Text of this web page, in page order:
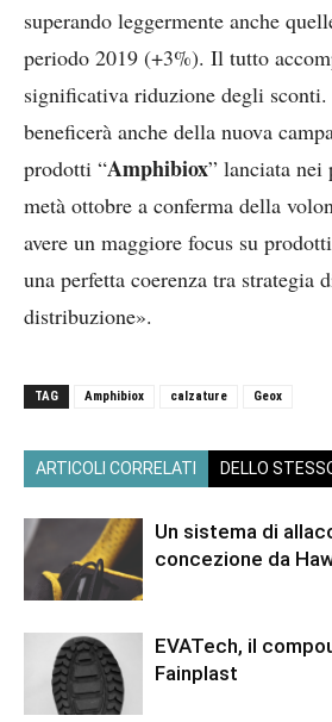
superando leggermente anche
periodo 2019 (+3%). Il tutto
significativa riduzione degli
beneficerà anche della nuova
prodotti “Amphibiox” lanciata
metà ottobre a conferma della
avere un maggiore focus su
una perfetta coerenza tra strategia
distribuzione».
TAG Amphibiox calzature Geox
ARTICOLI CORRELATI DELLO
Un sistema di
concezione da
EVATech, il
Fainplast